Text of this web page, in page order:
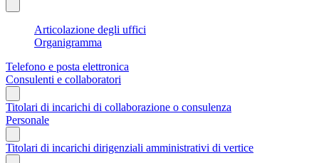
Articolazione degli uffici
Organigramma
Telefono e posta elettronica
Consulenti e collaboratori
Titolari di incarichi di collaborazione o consulenza
Personale
Titolari di incarichi dirigenziali amministrativi di vertice